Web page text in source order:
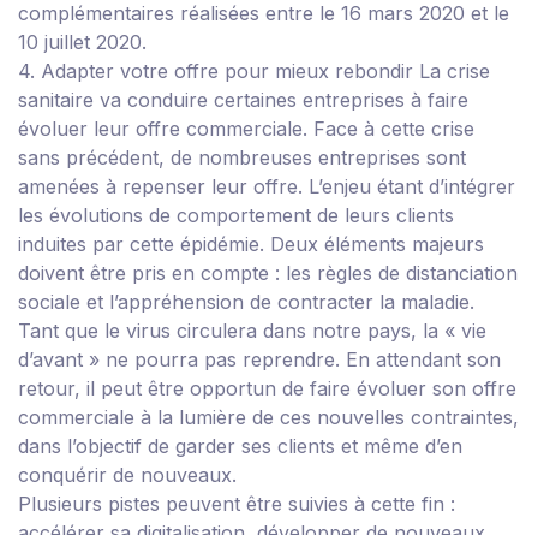
complémentaires réalisées entre le 16 mars 2020 et le
10 juillet 2020.
4. Adapter votre offre pour mieux rebondir La crise
sanitaire va conduire certaines entreprises à faire
évoluer leur offre commerciale. Face à cette crise
sans précédent, de nombreuses entreprises sont
amenées à repenser leur offre. L’enjeu étant d’intégrer
les évolutions de comportement de leurs clients
induites par cette épidémie. Deux éléments majeurs
doivent être pris en compte : les règles de distanciation
sociale et l’appréhension de contracter la maladie.
Tant que le virus circulera dans notre pays, la « vie
d’avant » ne pourra pas reprendre. En attendant son
retour, il peut être opportun de faire évoluer son offre
commerciale à la lumière de ces nouvelles contraintes,
dans l’objectif de garder ses clients et même d’en
conquérir de nouveaux.
Plusieurs pistes peuvent être suivies à cette fin :